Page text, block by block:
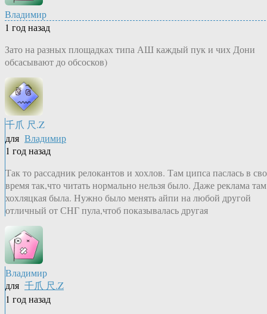
Владимир
1 год назад
Зато на разных площадках типа АШ каждый пук и чих Дони
обсасывают до обсосков)
千爪 尺.Z
для Владимир
1 год назад
Так то рассадник релокантов и хохлов. Там ципса паслась в
время так,что читать нормально нельзя было. Даже реклама там
хохляцкая была. Нужно было менять айпи на любой другой
отличный от СНГ пула,чтоб показывалась другая
Владимир
для 千爪 尺.Z
1 год назад